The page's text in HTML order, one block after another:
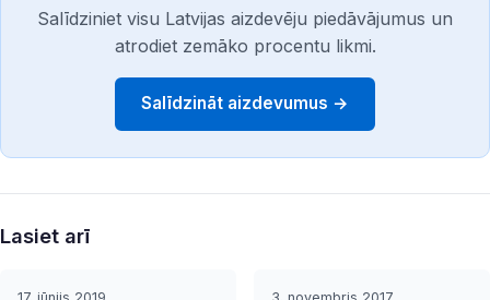
Salīdziniet visu Latvijas aizdevēju piedāvājumus un
atrodiet zemāko procentu likmi.
Salīdzināt aizdevumus →
Lasiet arī